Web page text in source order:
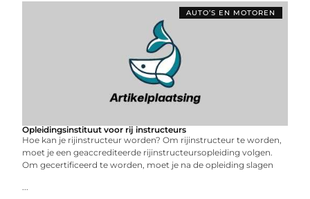
AUTO’S EN MOTOREN
Opleidingsinstituut voor rij instructeurs
Hoe kan je rijinstructeur worden? Om rijinstructeur te worden,
moet je een geaccrediteerde rijinstructeursopleiding volgen.
Om gecertificeerd te worden, moet je na de opleiding slagen
...